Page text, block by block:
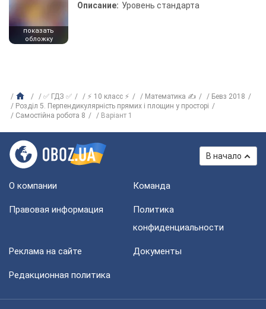
показать
обложку
Описание: Уровень стандарта
✅ ГДЗ ✅ ⚡ 10 класс ⚡ Математика ✍
Бевз 2018
Розділ 5. Перпендикулярність прямих і площин у просторі
Самостійна робота 8
Варіант 1
В начало
О компании Команда
Правовая информация
Политика
конфиденциальности
Реклама на сайте Документы
Редакционная политика